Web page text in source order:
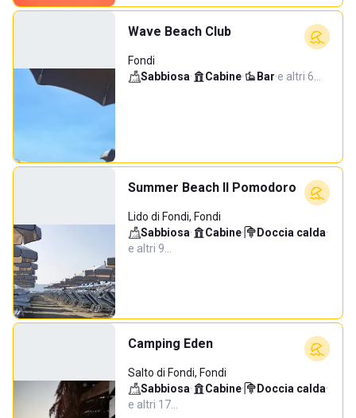
Wave Beach Club
Fondi
Sabbiosa· Cabine· Bar·e altri 6…
Summer Beach Il Pomodoro
Lido di Fondi, Fondi
Sabbiosa· Cabine· Doccia calda·
e altri 9…
Camping Eden
Salto di Fondi, Fondi
Sabbiosa· Cabine· Doccia calda·
e altri 17…